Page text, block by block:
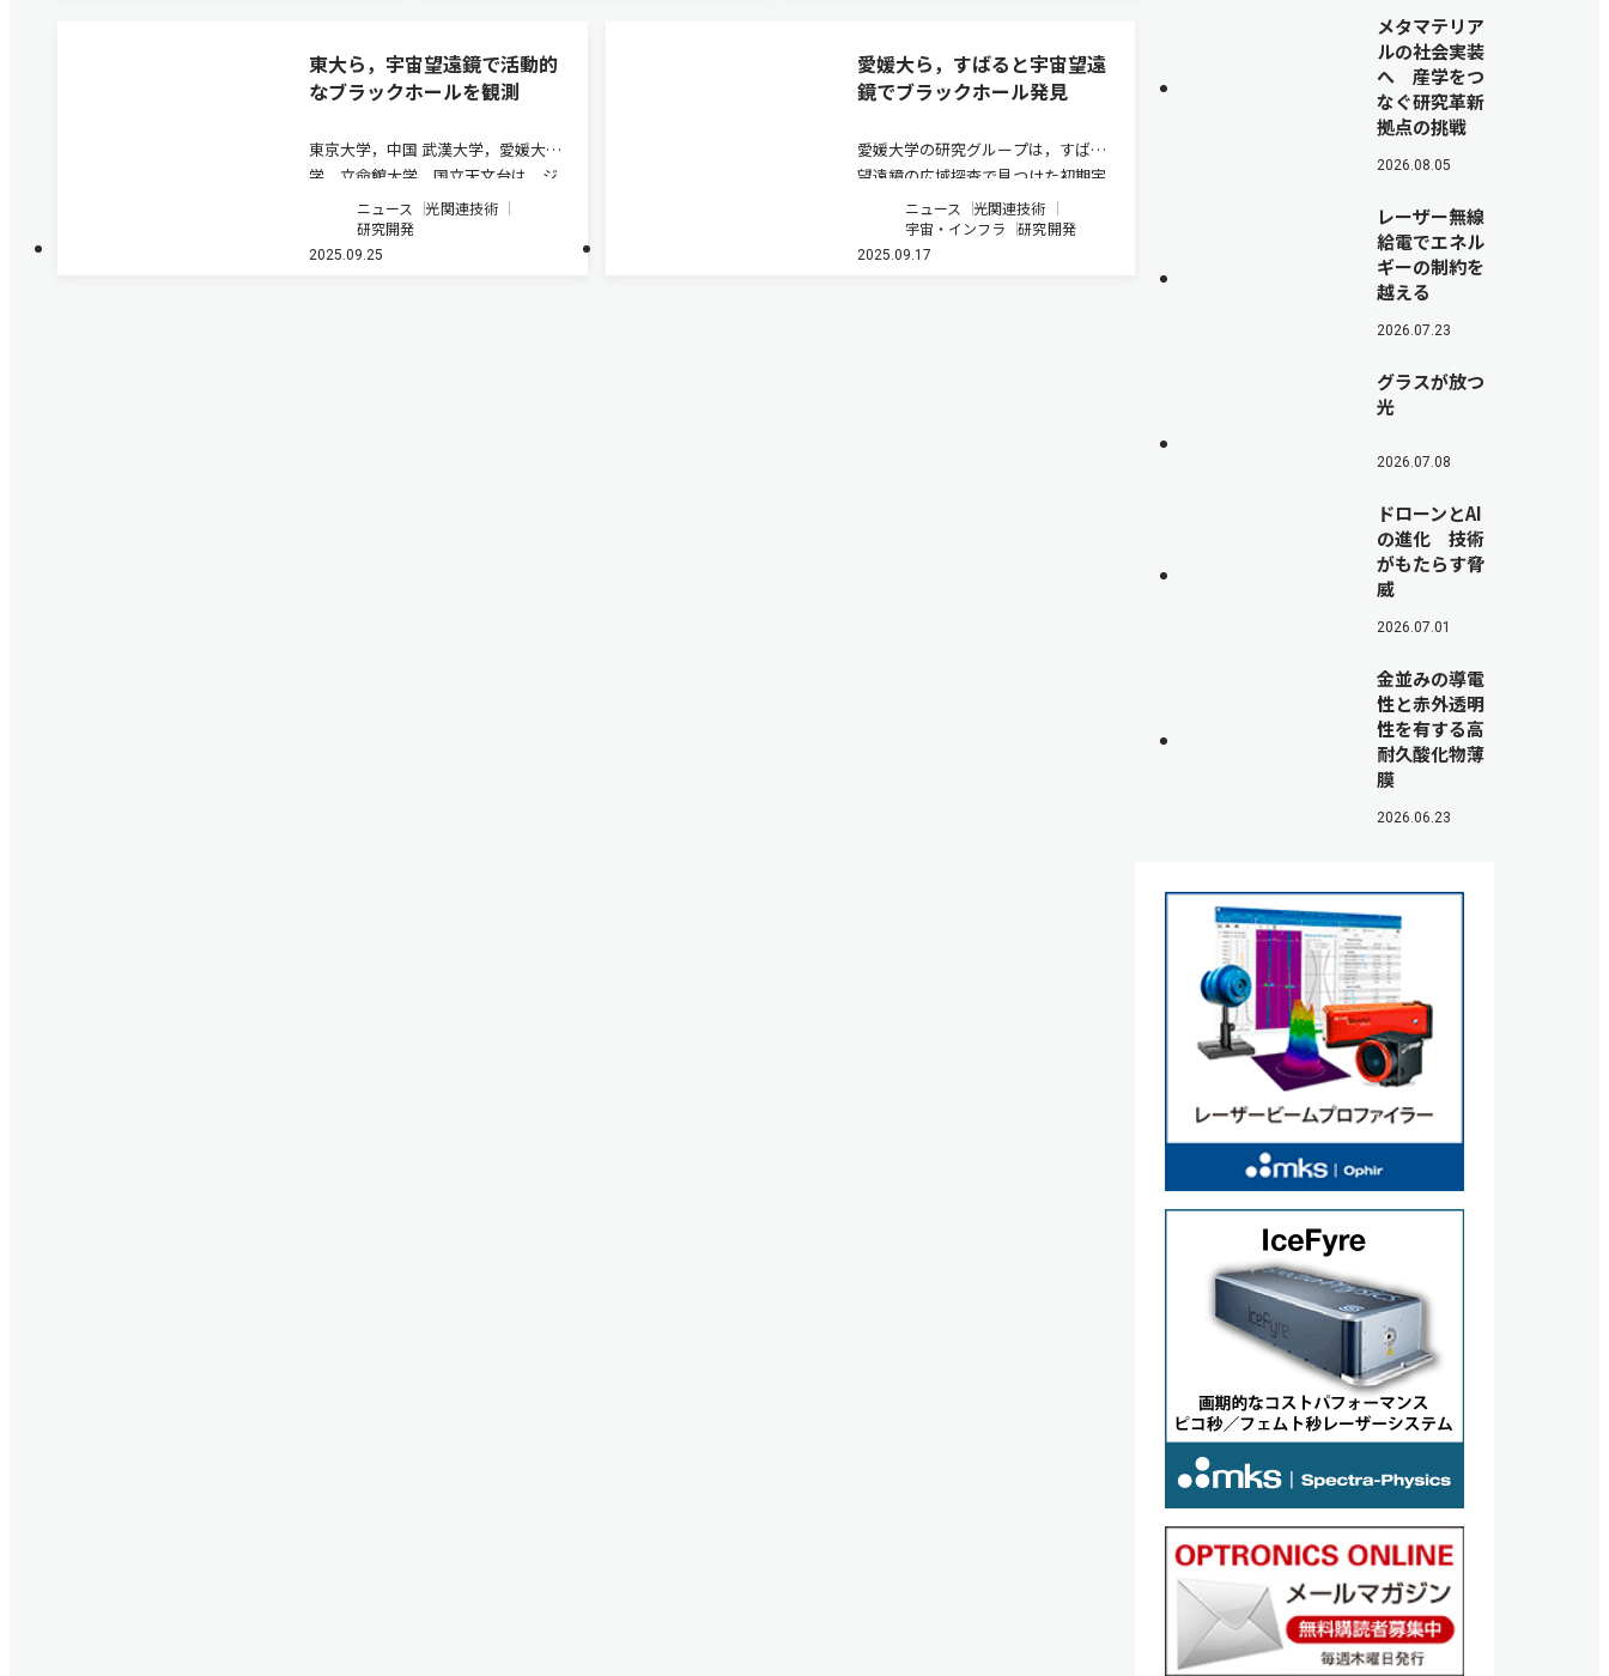
東大ら，宇宙望遠鏡で活動的
なブラックホールを観測
東京大学，中国 武漢大学，愛媛大
学，立命館大学，国立天文台は，ジ
ェイムズ・ウェッブ宇宙望遠鏡
（JWST）を用いて129億年前の宇宙
に存在する活動的なブラックホール
ニュース
光関連技術
研究開発
2025.09.25
愛媛大ら，すばると宇宙望遠
鏡でブラックホール発見
愛媛大学の研究グループは，すばる
望遠鏡の広域探査で見つけた初期宇
宙の最高光度の銀河11個をターゲッ
トとして，ジェイムズ・ウェッブ宇
宙望遠鏡による超高感度観測し，7個
ニュース
光関連技術
宇宙・インフラ
研究開発
2025.09.17
メタマテリア
ルの社会実装
へ 産学をつ
なぐ研究革新
拠点の挑戦
2026.08.05
レーザー無線
給電でエネル
ギーの制約を
越える
2026.07.23
グラスが放つ
光
2026.07.08
ドローンとAI
の進化 技術
がもたらす脅
威
2026.07.01
金並みの導電
性と赤外透明
性を有する高
耐久酸化物薄
膜
2026.06.23